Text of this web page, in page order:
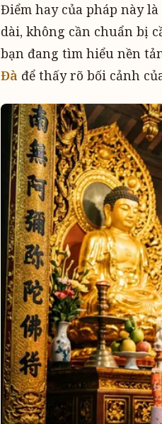
Điểm hay của pháp này
dài, không cần chuẩn bị
bạn đang tìm hiểu nền
Đà để thấy rõ bối cảnh